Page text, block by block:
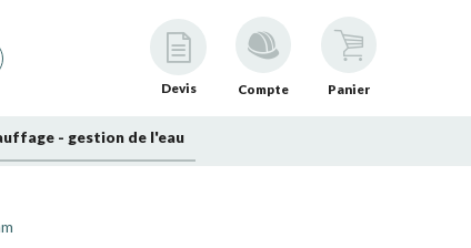
Devis Compte Panier
- gestion de l'eau